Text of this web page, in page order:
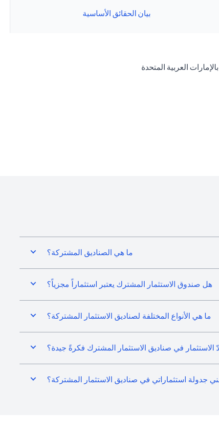
بيان الحقائق الأساسية
العربية المتحدة
ما هي الصناديق المشتركة؟
هل صندوق الاستثمار المشترك يعتبر استثماراً مجزياً؟
ما هي الأنواع المختلفة لصناديق الاستثمار المشتركة؟
الاستثمار في صناديق الاستثمار المشترك فكرةً جيدة؟
جدولة استثماراتي في صناديق الاستثمار المشتركة؟